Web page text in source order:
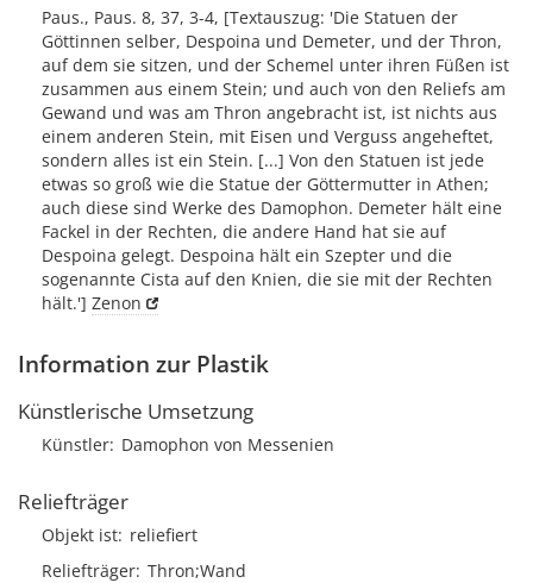
Paus., Paus. 8, 37, 3-4, [Textauszug: 'Die Statuen der
Göttinnen selber, Despoina und Demeter, und der Thron,
auf dem sie sitzen, und der Schemel unter ihren Füßen ist
zusammen aus einem Stein; und auch von den Reliefs am
Gewand und was am Thron angebracht ist, ist nichts aus
einem anderen Stein, mit Eisen und Verguss angeheftet,
sondern alles ist ein Stein. [...] Von den Statuen ist jede
etwas so groß wie die Statue der Göttermutter in Athen;
auch diese sind Werke des Damophon. Demeter hält eine
Fackel in der Rechten, die andere Hand hat sie auf
Despoina gelegt. Despoina hält ein Szepter und die
sogenannte Cista auf den Knien, die sie mit der Rechten
hält.'] Zenon
Information zur Plastik
Künstlerische Umsetzung
Künstler Damophon von Messenien
Reliefträger
Objekt ist reliefiert
Reliefträger Thron;Wand